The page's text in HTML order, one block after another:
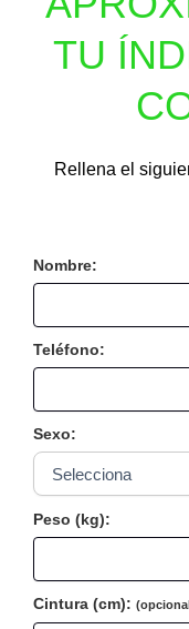
TU
Rellena el
Nombre:
Teléfono:
Sexo:
Peso (kg):
Cintura (cm):